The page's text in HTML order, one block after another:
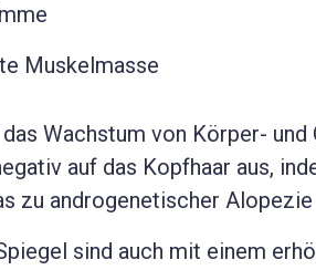
Muskelmasse
Wachstum von Körper-
auf das Kopfhaar aus,
zu androgenetischer
sind auch mit einem